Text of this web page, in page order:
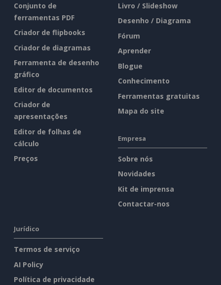
Conjunto de
ferramentas PDF
Criador de flipbooks
Criador de diagramas
Ferramenta de desenho
gráfico
Editor de documentos
Criador de
apresentações
Editor de folhas de
cálculo
Preços
Livro / Slideshow
Desenho / Diagrama
Fórum
Aprender
Blogue
Conhecimento
Ferramentas gratuitas
Mapa do site
Empresa
Sobre nós
Novidades
Kit de imprensa
Contactar-nos
Jurídico
Termos de serviço
AI Policy
Política de privacidade